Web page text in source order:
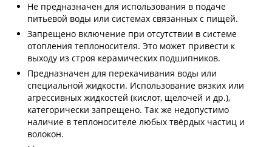
Не предназначен для использования в подаче
питьевой воды или системах связанных с пищей.
Запрещено включение при отсутствии в системе
отопления теплоносителя. Это может привести к
выходу из строя керамических подшипников.
Предназначен для перекачивания воды или
специальной жидкости. Использование вязких или
агрессивных жидкостей (кислот, щелочей и др.),
категорически запрещено. Так же недопустимо
наличие в теплоносителе любых твёрдых частиц и
волокон.